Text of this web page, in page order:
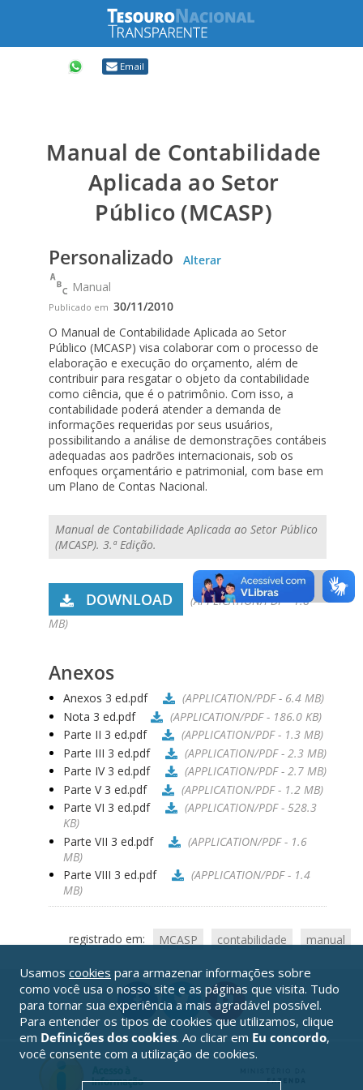
CompartilharEmail
Manual de Contabilidade
Aplicada ao Setor
Público (MCASP)
Personalizado
Alterar
Manual
Publicado em 30/11/2010
O Manual de Contabilidade Aplicada ao Setor
Público (MCASP) visa colaborar com o processo de
elaboração e execução do orçamento, além de
contribuir para resgatar o objeto da contabilidade
como ciência, que é o patrimônio. Com isso, a
contabilidade poderá atender a demanda de
informações requeridas por seus usuários,
possibilitando a análise de demonstrações contábeis
adequadas aos padrões internacionais, sob os
enfoques orçamentário e patrimonial, com base em
um Plano de Contas Nacional.
Manual de Contabilidade Aplicada ao Setor Público
(MCASP). 3.ª Edição.
DOWNLOAD
(APPLICATION/PDF - 1.8
MB)
Anexos
Anexos 3 ed.pdf
(APPLICATION/PDF - 6.4 MB)
Nota 3 ed.pdf
(APPLICATION/PDF - 186.0 KB)
Parte II 3 ed.pdf
(APPLICATION/PDF - 1.3 MB)
Parte III 3 ed.pdf
(APPLICATION/PDF - 2.3 MB)
Parte IV 3 ed.pdf
(APPLICATION/PDF - 2.7 MB)
Parte V 3 ed.pdf
(APPLICATION/PDF - 1.2 MB)
Parte VI 3 ed.pdf
(APPLICATION/PDF - 528.3
KB)
Parte VII 3 ed.pdf
(APPLICATION/PDF - 1.6
MB)
Parte VIII 3 ed.pdf
(APPLICATION/PDF - 1.4
MB)
registrado em: MCASP contabilidade manual
Usamos cookies para armazenar informações sobre
como você usa o nosso site e as páginas que visita. Tudo
para tornar sua experiência a mais agradável possível.
Para entender os tipos de cookies que utilizamos, clique
em Definições dos cookies. Ao clicar em Eu concordo,
você consente com a utilização de cookies.